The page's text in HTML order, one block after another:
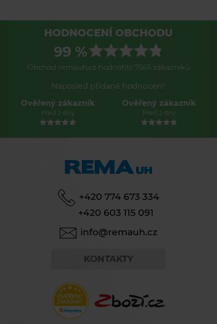
HODNOCENÍ OBCHODU
99 %
Obchod remauh.cz hodnotilo 7565 zákazníků
Naposled přidané hodnocení:
Ověřený zákazník
Před 2 dny
Ověřený zákazník
Před 2 dny
+420 774 673 334
+420 603 115 091
info@remauh.cz
KONTAKTY